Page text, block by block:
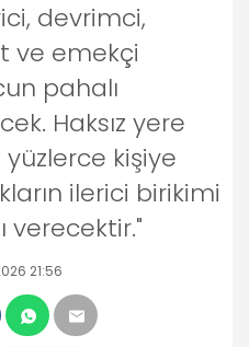
devrimci,
ve emekçi
pahalı
Haksız yere
yüzlerce kişiye
ilerici birikimi
verecektir."
21:56